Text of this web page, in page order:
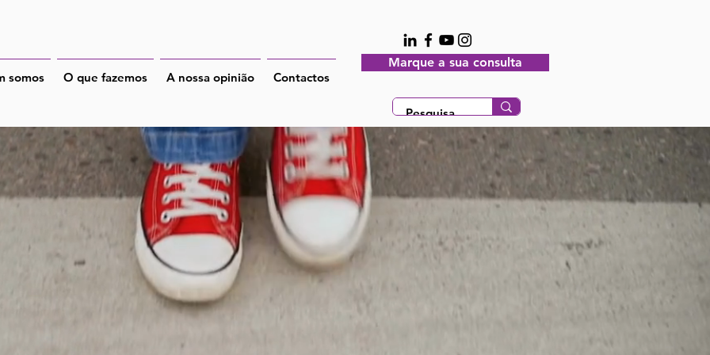
somos O que fazemos A nossa opinião Contactos
Marque a sua consulta